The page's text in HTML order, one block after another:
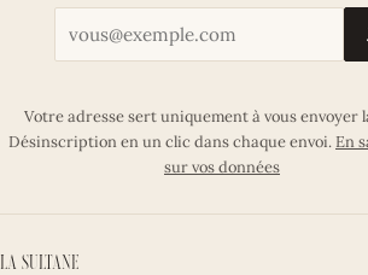
Votre
Votre adresse sert uniquement à vous envoyer
Désinscription en un clic dans chaque envoi.En
sur vos données
La Sultane